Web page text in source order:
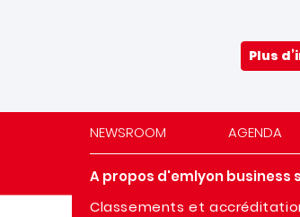
Plus
NEWSROOM AGENDA
A propos d'emlyon business
Classements et